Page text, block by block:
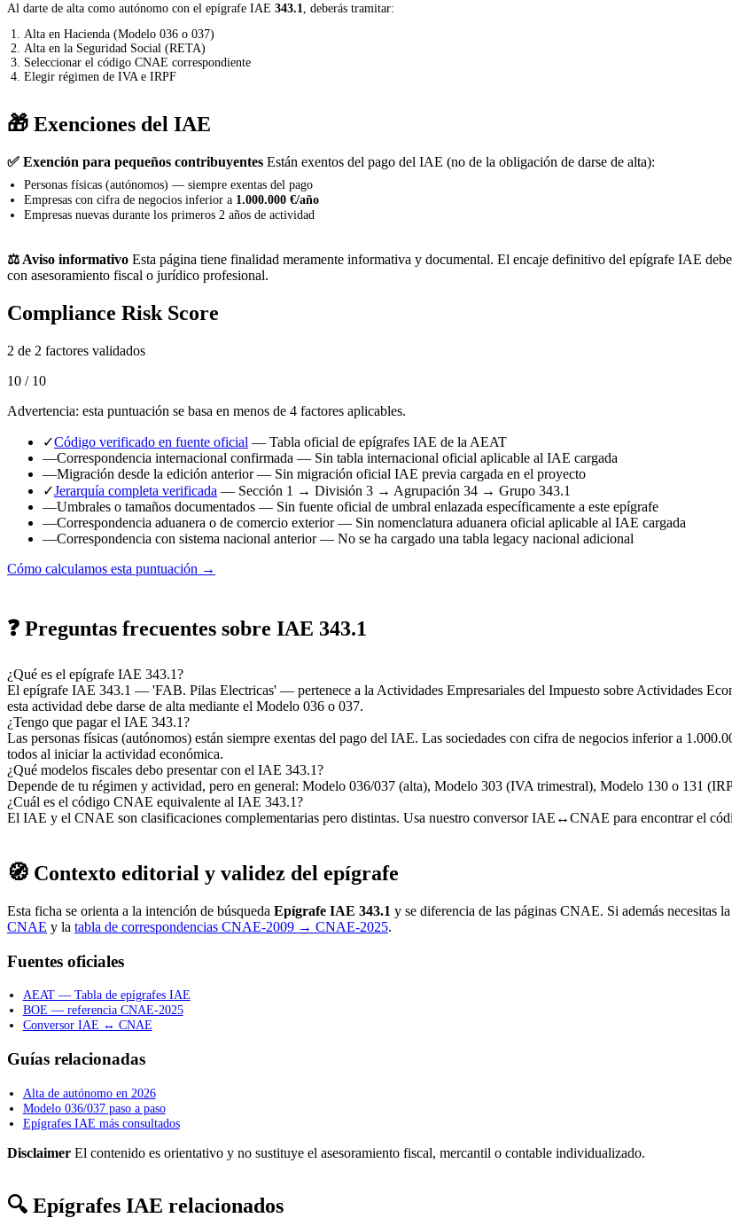
Al darte de alta como autónomo con el epígrafe IAE 343.1
, deberás tramitar:
Alta en Hacienda (Modelo 036 o 037)
Alta en la Seguridad Social (RETA)
Seleccionar el código CNAE correspondiente
Elegir régimen de IVA e IRPF
🎁 Exenciones del IAE
✅ Exención para pequeños contribuyentes Están exentos del pago del IAE (no de la obligación de darse de alta):
Personas físicas (autónomos) — siempre exentas del pago
Empresas con cifra de negocios inferior a 1.000.000 €/año
Empresas nuevas durante los primeros 2 años de actividad
⚖️ Aviso informativo Esta página tiene finalidad meramente informativa y documental. El encaje definitivo del epígrafe IAE
con asesoramiento fiscal o jurídico profesional.
Compliance Risk Score
2 de 2 factores validados
10 / 10
Advertencia: esta puntuación se basa en menos de 4 factores aplicables.
✓Código verificado en fuente oficial — Tabla oficial de epígrafes IAE de la AEAT
—Correspondencia internacional confirmada — Sin tabla internacional oficial aplicable al IAE cargada
—Migración desde la edición anterior— Sin migración oficial IAE previa cargada en el proyecto
✓Jerarquía completa verificada — Sección 1 → División 3 → Agrupación 34 → Grupo 343.1
—Umbrales o tamaños documentados — Sin fuente oficial de umbral enlazada específicamente a este epígrafe
—Correspondencia aduanera o de comercio exterior— Sin nomenclatura aduanera oficial aplicable al IAE cargada
—Correspondencia con sistema nacional anterior— No se ha cargado una tabla legacy nacional adicional
Cómo calculamos esta puntuación →
❓ Preguntas frecuentes sobre IAE 343.1
¿Qué es el epígrafe IAE 343.1?
El epígrafe IAE 343.1 — 'FAB. Pilas Electricas' — pertenece a la Actividades Empresariales del Impuesto sobre Actividades
esta actividad debe darse de alta mediante el Modelo 036 o 037.
¿Tengo que pagar el IAE 343.1?
Las personas físicas (autónomos) están siempre exentas del pago del IAE. Las sociedades con cifra de negocios inferior a
todos al iniciar la actividad económica.
¿Qué modelos fiscales debo presentar con el IAE 343.1?
Depende de tu régimen y actividad, pero en general: Modelo 036/037 (alta), Modelo 303 (IVA trimestral), Modelo 130 o 131
¿Cuál es el código CNAE equivalente al IAE 343.1?
El IAE y el CNAE son clasificaciones complementarias pero distintas. Usa nuestro conversor IAE↔CNAE para encontrar el
🧭 Contexto editorial y validez del epígrafe
Esta ficha se orienta a la intención de búsqueda Epígrafe IAE 343.1 y se diferencia de las páginas CNAE. Si además necesitas
CNAE y la tabla de correspondencias CNAE-2009 → CNAE-2025.
Fuentes oficiales
AEAT — Tabla de epígrafes IAE
BOE — referencia CNAE-2025
Conversor IAE ↔ CNAE
Guías relacionadas
Alta de autónomo en 2026
Modelo 036/037 paso a paso
Epígrafes IAE más consultados
Disclaimer El contenido es orientativo y no sustituye el asesoramiento fiscal, mercantil o contable individualizado.
🔍 Epígrafes IAE relacionados